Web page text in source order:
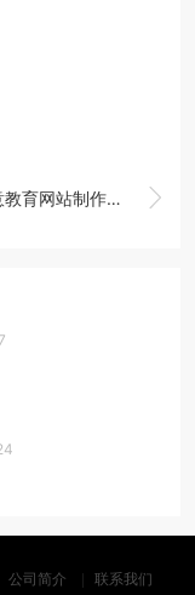

站制作：打破传统教学模式的束缚
公司简介 联系我们